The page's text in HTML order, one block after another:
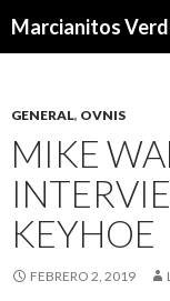
Marcianitos
GENERAL, OVNIS
MIKE
KEYHOE
FEBRERO 2, 2019